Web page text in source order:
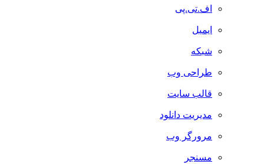
اف.تی.پی
ایمیل
شبکه
طراحی وب
قالب سایت
مدیریت دانلود
مرورگر وب
مسنجر